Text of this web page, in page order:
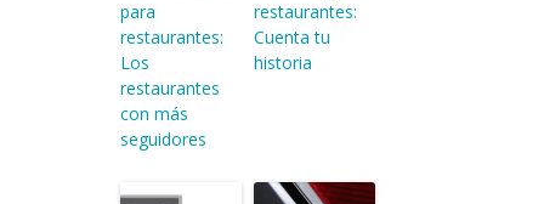
para
restaurantes:
Los
restaurantes
con más
seguidores
restaurantes:
Cuenta tu
historia